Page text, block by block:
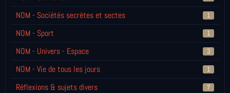
NOM - Sociétés secrètes et sectes 1
NOM - Sport 1
NOM - Univers - Espace 3
NOM - Vie de tous les jours 1
Réflexions & sujets divers 7